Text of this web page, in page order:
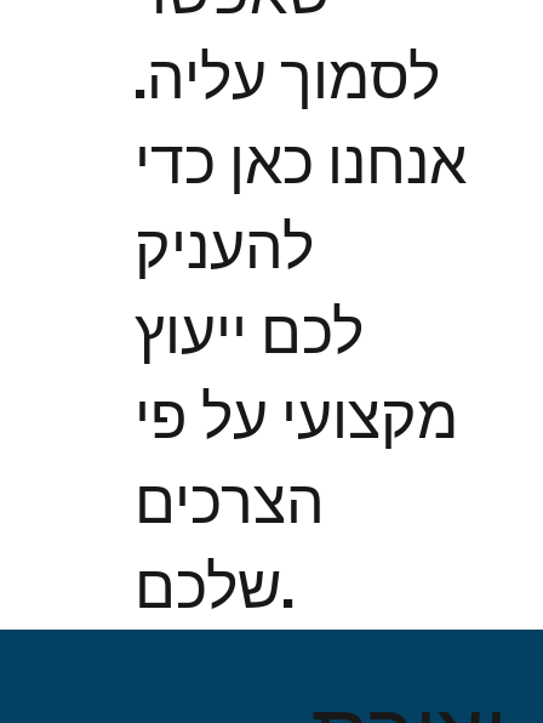
לסמוך עליה.
אנחנו כאן כדי
להעניק
לכם ייעוץ
מקצועי על פי
הצרכים
שלכם.